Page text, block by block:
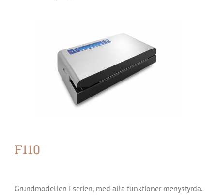
F110
Grundmodellen i serien, med alla funktioner menystyrda.